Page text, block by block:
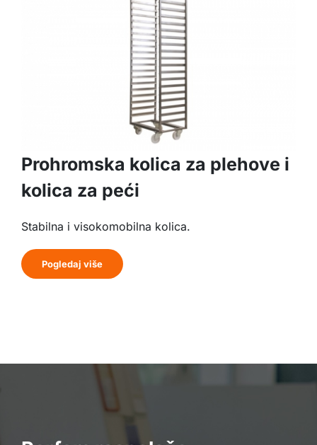
Prohromska kolica za plehove i
kolica za peći
Stabilna i visokomobilna kolica.
Pogledaj više